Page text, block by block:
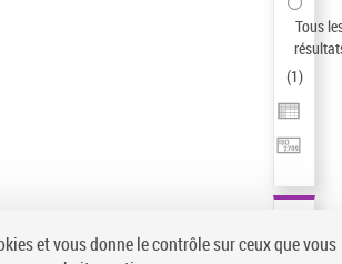
Tous
(1)
et vous donne le contrôle sur ceux que vous